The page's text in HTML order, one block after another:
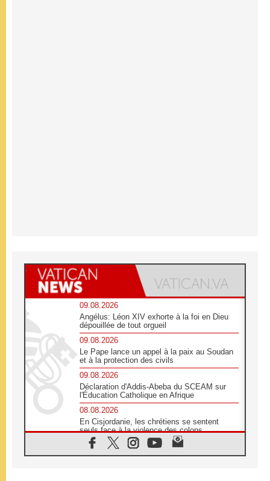
09.08.2026
Angélus: Léon XIV exhorte à la foi en Dieu
dépouillée de tout orgueil
09.08.2026
Le Pape lance un appel à la paix au Soudan
et à la protection des civils
09.08.2026
Déclaration d'Addis-Abeba du SCEAM sur
l'Éducation Catholique en Afrique
08.08.2026
En Cisjordanie, les chrétiens se sentent
seuls face à la violence des colons
08.08.2026
Léon XIV au sanctuaire de Notre Dame du